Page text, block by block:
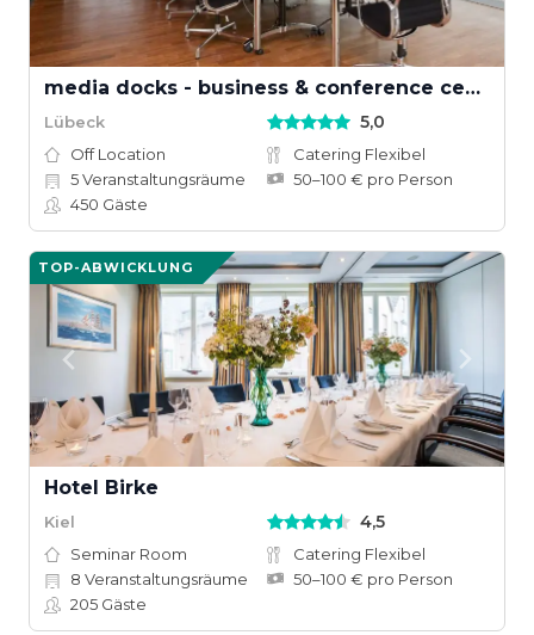
media docks - business & conference center
Lübeck 5,0
Off Location
Catering Flexibel
5Veranstaltungsräume
50–100 € pro Person
450 Gäste
TOP-ABWICKLUNG
Hotel Birke
Kiel 4,5
Seminar Room
Catering Flexibel
8 Veranstaltungsräume
50–100 € pro Person
205 Gäste